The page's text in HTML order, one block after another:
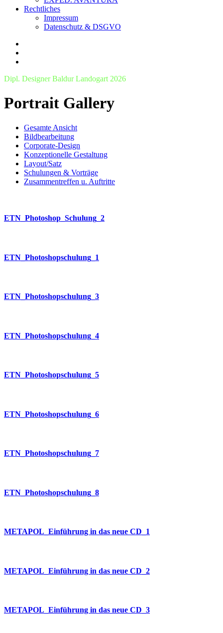
Rechtliches
Impressum
Datenschutz & DSGVO
Dipl. Designer Baldur Landogart 2026
Portrait Gallery
Gesamte Ansicht
Bildbearbeitung
Corporate-Design
Konzeptionelle Gestaltung
Layout/Satz
Schulungen & Vorträge
Zusammentreffen u. Auftritte
ETN_Photoshop_Schulung_2
ETN_Photoshopschulung_1
ETN_Photoshopschulung_3
ETN_Photoshopschulung_4
ETN_Photoshopschulung_5
ETN_Photoshopschulung_6
ETN_Photoshopschulung_7
ETN_Photoshopschulung_8
METAPOL_Einführung in das neue CD_1
METAPOL_Einführung in das neue CD_2
METAPOL_Einführung in das neue CD_3